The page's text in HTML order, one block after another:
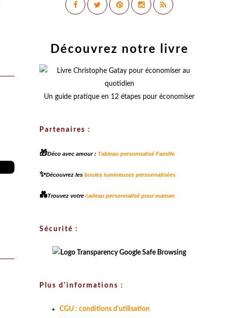
Découvrez notre livre
Un guide pratique en 12 étapes pour économiser
Partenaires :
🎁Déco avec amour : Tableau personnalisé Famille
✨Découvrez les boules lumineuses personnalisées
💑Trouvez votre cadeau personnalisé pour maman
Sécurité :
Plus d'informations :
CGU : conditions d'utilisation